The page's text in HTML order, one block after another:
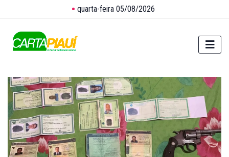
quarta-feira 05/08/2026